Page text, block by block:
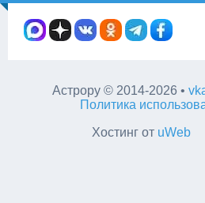
Астрору ©2014-2026 •
Политика
Хостинг от uWeb